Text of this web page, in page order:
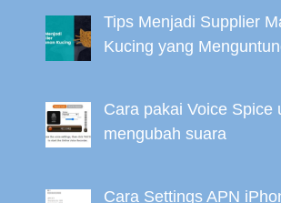
Tips Menjadi Supplier
Kucing yang
Cara pakai Voice Spice
mengubah suara
Cara Settings APN